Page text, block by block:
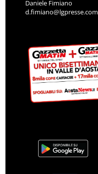
Daniele Fimiano
d.fimiano@lgpresse.com